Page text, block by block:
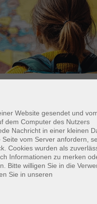
Website gesendet und
dem Computer des Nutzers
Nachricht in einer kleinen
vom Server anfordern,
Cookies wurden als
Informationen zu merken
Bitte willigen Sie in die
Sie in unseren